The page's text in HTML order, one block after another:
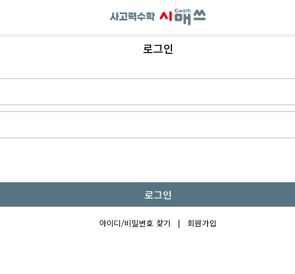
로그인
로그인
아이디/비밀번호 찾기 | 회원가입